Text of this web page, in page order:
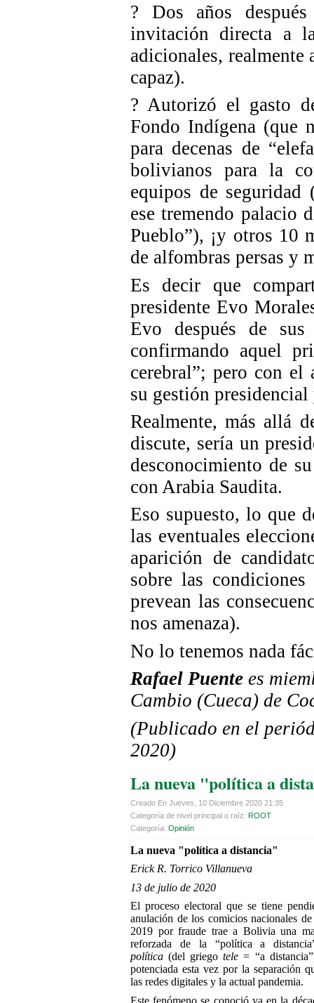
? Dos años
invitación directa a
adicionales,
capaz).
? Autorizó el gasto
Fondo Indígena (que
para decenas de
bolivianos para la
equipos de seguridad
ese tremendo palacio
Pueblo”), ¡y otros 10
de alfombras persas y
Es decir que
presidente Evo
Evo después de
confirmando aquel
cerebral”; pero con el
su gestión presidencial
Realmente, más allá
discute, sería un
desconocimiento de
con Arabia Saudita.
Eso supuesto, lo que
las eventuales
aparición de
sobre las
prevean las
nos amenaza).
No lo tenemos nada
Rafael Puente es
Cambio (Cueca) de
(Publicado en el
2020)
La nueva "política a
Creado En Jueves, 10 Diciembre 2020 21:35
Categoría de nivel principal o raíz: ROOT
Categoría: Opinión
La nueva "política a distancia"
Erick R. Torrico Villanueva
13 de julio de 2020
El proceso electoral que se tiene
anulación de los comicios nacionales
2019 por fraude trae a Bolivia una
reforzada de la “política a
política (del griegotele = “a
potenciada esta vez por la separación
las redes digitales y la actual pandemia.
Este fenómeno se conoció ya en la